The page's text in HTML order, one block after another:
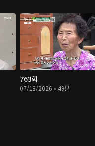
763회
07/18/2026 • 49분